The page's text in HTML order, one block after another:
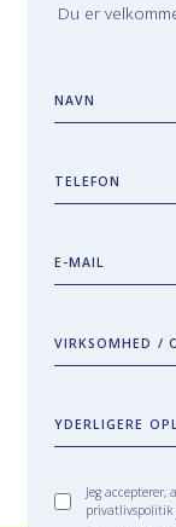
Du er
NAVN
TELEFON
E-MAIL
VIRKSOMHED /
YDERLIGERE
Jeg
privatlivspolitik